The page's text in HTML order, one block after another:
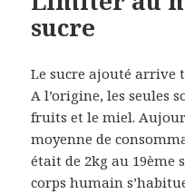
sucre
Le sucre ajouté arrive
A l’origine, les seules
fruits et le miel.
moyenne de
était de 2kg au 19ème
corps humain